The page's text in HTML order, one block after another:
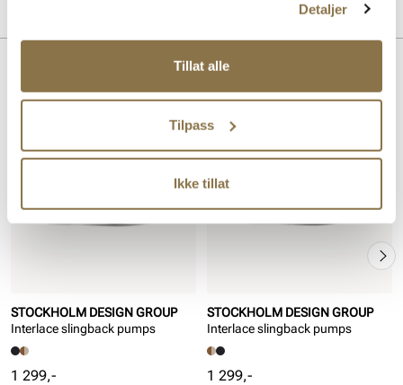
Detaljer
Tillat alle
Tilpass
Ikke tillat
STOCKHOLM DESIGN GROUP
Interlace slingback pumps
Pris
1 299,-
STOCKHOLM DESIGN GROUP
Interlace slingback pumps
Pris
1 299,-